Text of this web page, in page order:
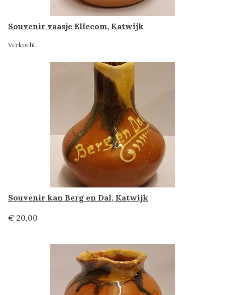
Souvenir vaasje Ellecom, Katwijk
Verkocht
Souvenir kan Berg en Dal, Katwijk
€ 20,00